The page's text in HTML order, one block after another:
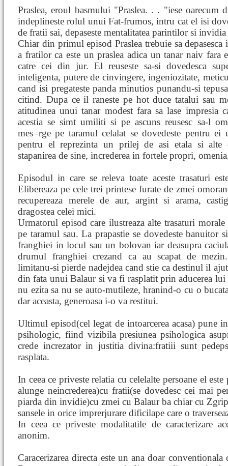
Praslea, eroul basmului "Praslea. . . "iese oarecum
indeplineste rolul unui Fat-frumos, intru cat el isi
de fratii sai, depaseste mentalitatea parintilor si
Chiar din primul episod Praslea trebuie sa
a fratilor ca este un praslea adica un tanar naiv fara
catre cei din jur. El reuseste sa-si dovedesca
inteligenta, putere de cinvingere, ingeniozitate,
cand isi pregateste panda minutios punandu-si
citind. Dupa ce il raneste pe hot duce tatalui sau
atitudinea unui tanar modest fara sa lase impresia
acestia se simt umiliti si pe ascuns reusesc sa-l
mes=rge pe taramul celalat se dovedeste pentru
pentru el reprezinta un prilej de asi etala si alte
stapanirea de sine, increderea in fortele propri,
Episodul in care se releva toate aceste trasaturi
Elibereaza pe cele trei printese furate de zmei
recupereaza merele de aur, argint si arama,
dragostea celei mici.
Urmatorul episod care ilustreaza alte trasaturi
pe taramul sau. La prapastie se dovedeste banuitor
franghiei in locul sau un bolovan iar deasupra
drumul franghiei crezand ca au scapat de
limitanu-si pierde nadejdea cand stie ca destinul il
din fata unui Balaur si va fi rasplatit prin aducerea
nu ezita sa nu se auto-mutileze, hranind-o cu o
dar aceasta, generoasa i-o va restitui.
Ultimul episod(cel legat de intoarcerea acasa) pune
psihologic, fiind vizibila presiunea psihologica
crede increzator in justitia divina:fratiii sunt
rasplata.
In ceea ce priveste relatia cu celelalte persoane el
alunge neincrederea)cu fratii(se dovedesc cei mai
piarda din invidie)cu zmei cu Balaur ba chiar cu
sansele in orice imprerjurare dificilape care o
In ceea ce priveste modalitatile de caracterizare
anonim.
Caracerizarea directa este un ana doar